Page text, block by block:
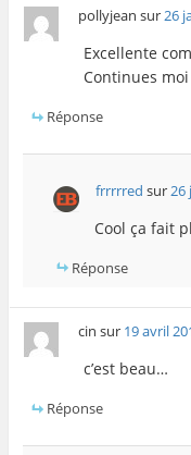
pollyjean sur26
Excellente
Continues
Réponse
frrrrred sur26
Cool ça fait
Réponse
cin sur 19 avril
c’est beau…
Réponse